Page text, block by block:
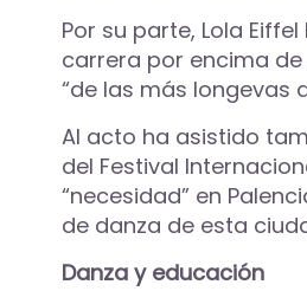
Por su parte, Lola
carrera por encima
“de las más longevas
Al acto ha asistido
del Festival
“necesidad” en
de danza de esta
Danza y educación